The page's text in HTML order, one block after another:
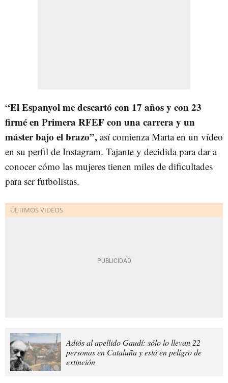
“El Espanyol me descartó con 17 años y con 23
firmé en Primera RFEF con una carrera y un
máster bajo el brazo”, así comienza Marta en un vídeo
en su perfil de Instagram. Tajante y decidida para dar a
conocer cómo las mujeres tienen miles de dificultades
para ser futbolistas.
Adiós al apellido Gaudí: sólo lo llevan 22
personas en Cataluña y está en peligro de
extinción